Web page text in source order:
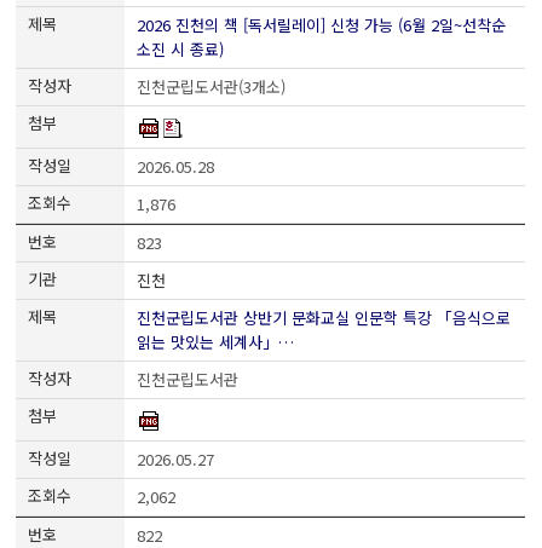
2026 진천의 책 [독서릴레이] 신청 가능 (6월 2일~선착순
소진 시 종료)
진천군립도서관(3개소)
2026.05.28
1,876
823
진천
진천군립도서관 상반기 문화교실 인문학 특강 「음식으로
읽는 맛있는 세계사」…
진천군립도서관
2026.05.27
2,062
822